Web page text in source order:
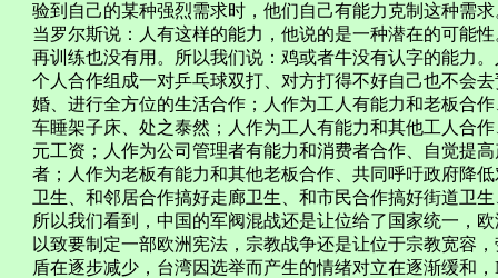
验到自己的某种强烈需求时，他们自己有能力克制这种需求
当罗尔斯说：人有这样的能力，他说的是一种潜在的可能
再训练也没有用。所以我们说：鸡或者牛没有认字的能力
个人合作组成一对乒乓球双打、对方打得不好自己也不会
婚、进行全方位的生活合作；人作为工人有能力和老板合
车睡架子床、处之泰然；人作为工人有能力和其他工人合
元工资；人作为公司管理者有能力和消费者合作、自觉提
者；人作为老板有能力和其他老板合作、共同呼吁政府降
卫生、和邻居合作搞好走廊卫生、和市民合作搞好街道卫
所以我们看到，中国的军阀混战还是让位给了国家统一，
以致要制定一部欧洲宪法，宗教战争还是让位于宗教宽容
盾在逐步减少，台湾因选举而产生的情绪对立在逐渐缓和